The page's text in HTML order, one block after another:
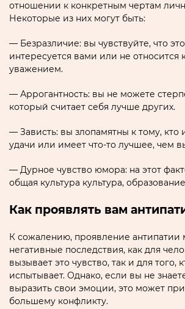
отношении к конкретным чертам
Некоторые из них могут быть:
— Безразличие: вы чувствуйте, что
интересуется вами или не относится
уважением.
— Аррогантность: вы не можете
который считает себя лучше других.
— Зависть: вы злопамятны к тому, кто
удачи или имеет что-то лучшее, чем
— Дурное чувство юмора: на этот
общая культура культура,
Как проявлять вам
К сожалению, проявление антипатии
негативные последствия, как для
вызывает это чувство, так и для того,
испытывает. Однако, если вы не
выразить свои эмоции, это может
большему конфликту.